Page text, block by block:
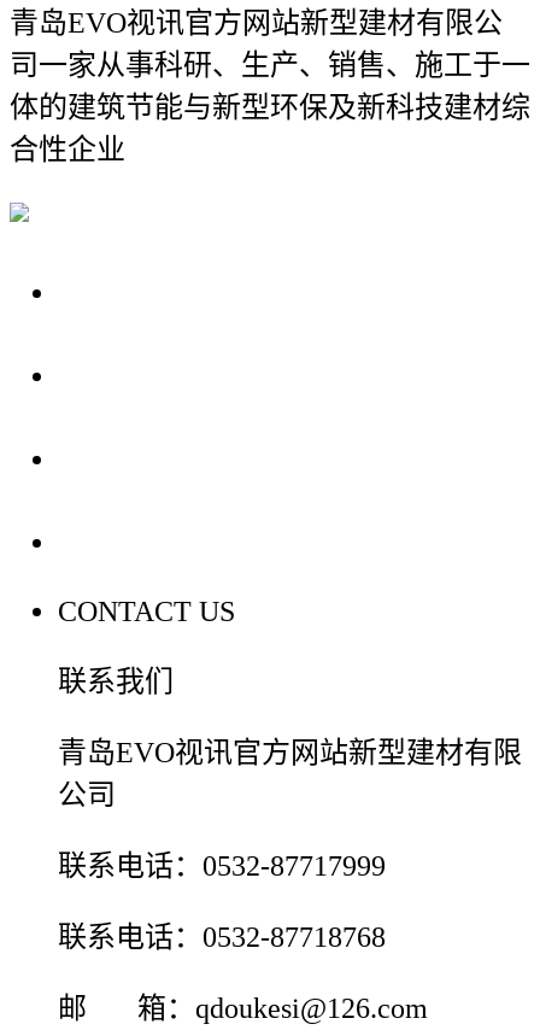
青岛EVO视讯官方网站新型建材有限公
司一家从事科研、生产、销售、施工于一
体的建筑节能与新型环保及新科技建材综
合性企业
CONTACT US
联系我们
青岛EVO视讯官方网站新型建材有限
公司
联系电话：0532-87717999
联系电话：0532-87718768
邮 箱：qdoukesi@126.com